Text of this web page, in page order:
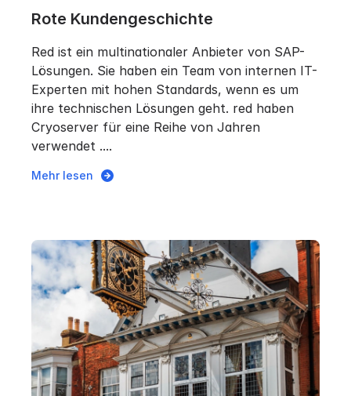
Rote Kundengeschichte
Red ist ein multinationaler Anbieter von SAP-
Lösungen. Sie haben ein Team von internen IT-
Experten mit hohen Standards, wenn es um
ihre technischen Lösungen geht. red haben
Cryoserver für eine Reihe von Jahren
verwendet ....
Mehr lesen